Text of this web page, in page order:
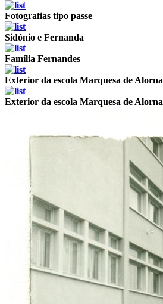
Fotografias tipo passe
Sidónio e Fernanda
Família Fernandes
Exterior da escola Marquesa de Alorna
Exterior da escola Marquesa de Alorna